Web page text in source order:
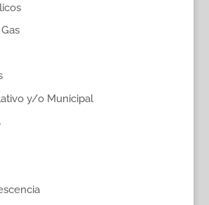
y/o Municipal